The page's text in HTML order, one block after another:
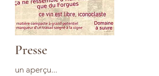
Presse
un aperçu...